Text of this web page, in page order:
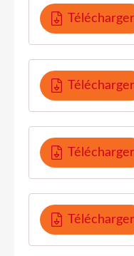
Télécharger
Télécharger
Télécharger
Télécharger